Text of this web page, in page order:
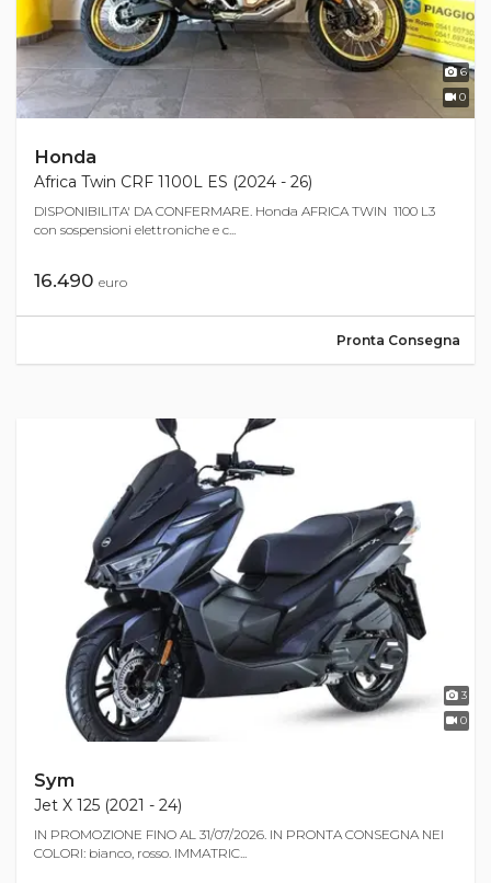
6
0
Honda
Africa Twin CRF 1100L ES (2024 - 26)
DISPONIBILITA' DA CONFERMARE. Honda AFRICA TWIN 1100 L3
con sospensioni elettroniche e c...
16.490 euro
Pronta Consegna
3
0
Sym
Jet X 125 (2021 - 24)
IN PROMOZIONE FINO AL 31/07/2026. IN PRONTA CONSEGNA NEI
COLORI: bianco, rosso. IMMATRIC...